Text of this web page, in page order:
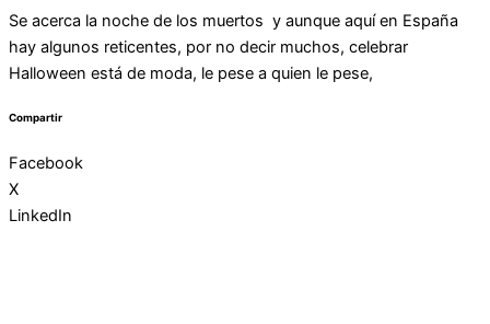
Se acerca la noche de los muertos y aunque aquí en España
hay algunos reticentes, por no decir muchos, celebrar
Halloween está de moda, le pese a quien le pese,
Compartir
Facebook
X
LinkedIn